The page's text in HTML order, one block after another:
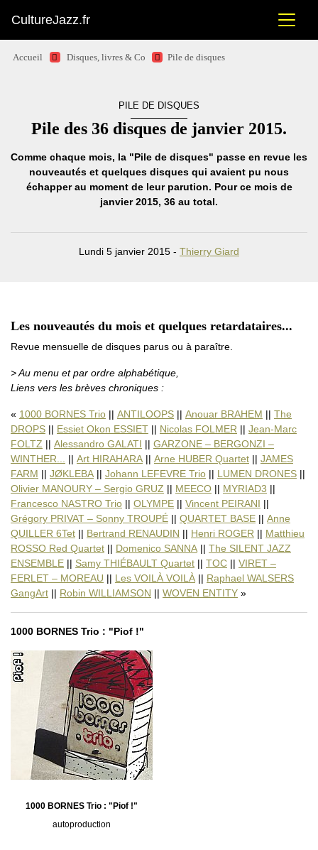
CultureJazz.fr
Accueil Disques, livres & Co Pile de disques
PILE DE DISQUES
Pile des 36 disques de janvier 2015.
Comme chaque mois, la "Pile de disques" passe en revue les
nouveautés et quelques disques qui avaient pu nous
échapper au moment de leur parution. Pour ce mois de
janvier 2015, 36 au total.
Lundi 5 janvier 2015 - Thierry Giard
Les nouveautés du mois et quelques retardataires...
Revue mensuelle de disques parus ou à paraître.
> Au menu et par ordre alphabétique,
Liens vers les brèves chroniques :
1000 BORNES Trio || ANTILOOPS || Anouar BRAHEM || The
DROPS || Essiet Okon ESSIET || Nicolas FOLMER || Jean-Marc
FOLTZ || Alessandro GALATI || GARZONE – BERGONZI –
WINTHER...
|| Art HIRAHARA || Arne HUBER Quartet || JAMES
FARM || JØKLEBA || Johann LEFEVRE Trio || LUMEN DRONES ||
Olivier MANOURY – Sergio GRUZ || MEECO || MYRIAD3 ||
Francesco NASTRO Trio || OLYMPE || Vincent PEIRANI ||
Grégory PRIVAT – Sonny TROUPÉ || QUARTET BASE || Anne
QUILLER 6Tet || Bertrand RENAUDIN || Henri ROGER || Matthieu
ROSSO Red Quartet || Domenico SANNA || The SILENT JAZZ
ENSEMBLE || Samy THIÉBAULT Quartet || TOC || VIRET –
FERLET – MOREAU || Les VOILÀ VOILÀ || Raphael WALSERS
GangArt || Robin WILLIAMSON || WOVEN ENTITY
1000 BORNES Trio : "Piof !"
1000 BORNES Trio : "Piof !"
autoproduction